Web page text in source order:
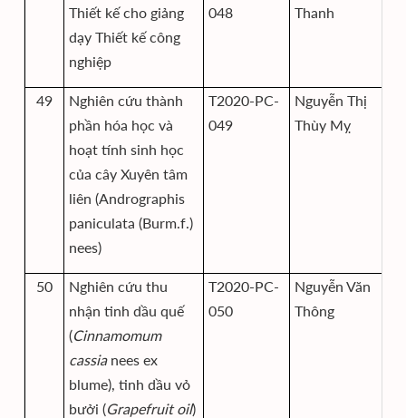
Thiết kế cho giảng
dạy Thiết kế công
nghiệp
048
Thanh
49
Nghiên cứu thành
phần hóa học và
hoạt tính sinh học
của cây Xuyên tâm
liên (Andrographis
paniculata (Burm.f.)
nees)
T2020-PC-
049
Nguyễn Thị
Thùy Mỵ
50
Nghiên cứu thu
nhận tinh dầu quế
(Cinnamomum
cassia nees ex
blume), tinh dầu vỏ
bưởi (Grapefruit oil)
T2020-PC-
050
Nguyễn Văn
Thông